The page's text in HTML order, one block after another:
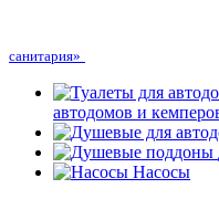
санитария»
автодомов и
Насосы